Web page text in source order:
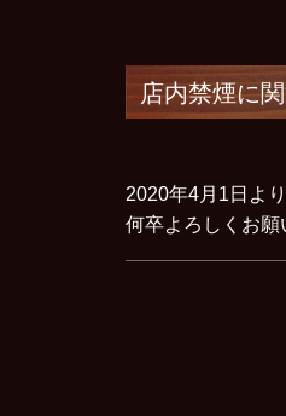
店内禁煙に
2020年4月1日よ
何卒よろしくお